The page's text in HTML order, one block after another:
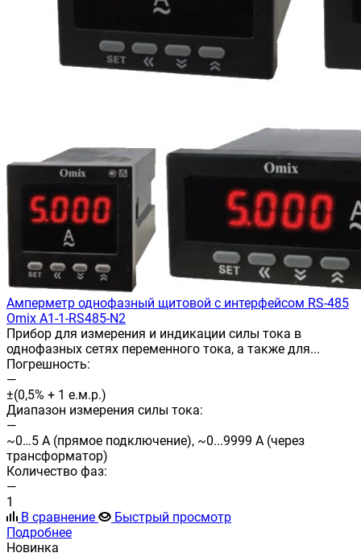
Амперметр однофазный щитовой с интерфейсом RS-485
Omix A1-1-RS485-N2
Прибор для измерения и индикации силы тока в
однофазных сетях переменного тока, а также для...
Погрешность:
—
±(0,5% + 1 е.м.р.)
Диапазон измерения силы тока:
—
~0…5 А (прямое подключение), ~0...9999 А (через
трансформатор)
Количество фаз:
—
1
В сравнение
Быстрый просмотр
Подробнее
Новинка